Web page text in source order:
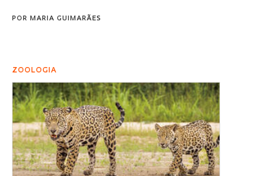
POR MARIA GUIMARÃES
ZOOLOGIA